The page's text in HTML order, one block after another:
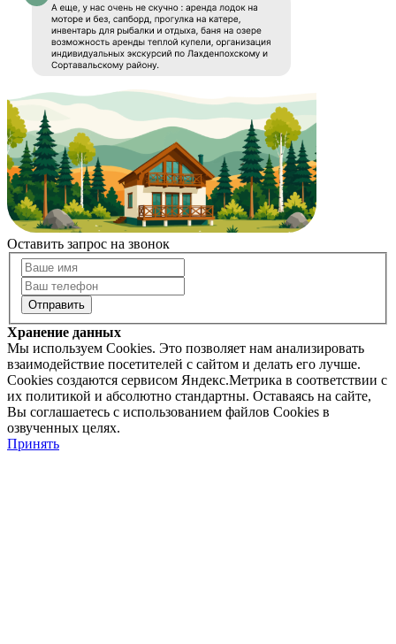
Оставить запрос на звонок
Хранение данных
Мы используем Cookies. Это позволяет нам анализировать
взаимодействие посетителей с сайтом и делать его лучше.
Cookies создаются сервисом Яндекс.Метрика в соответствии с
их политикой и абсолютно стандартны. Оставаясь на сайте,
Вы соглашаетесь с использованием файлов Cookies в
озвученных целях.
Принять